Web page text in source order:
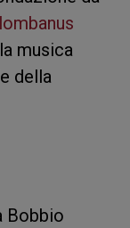
musica
della
Bobbio